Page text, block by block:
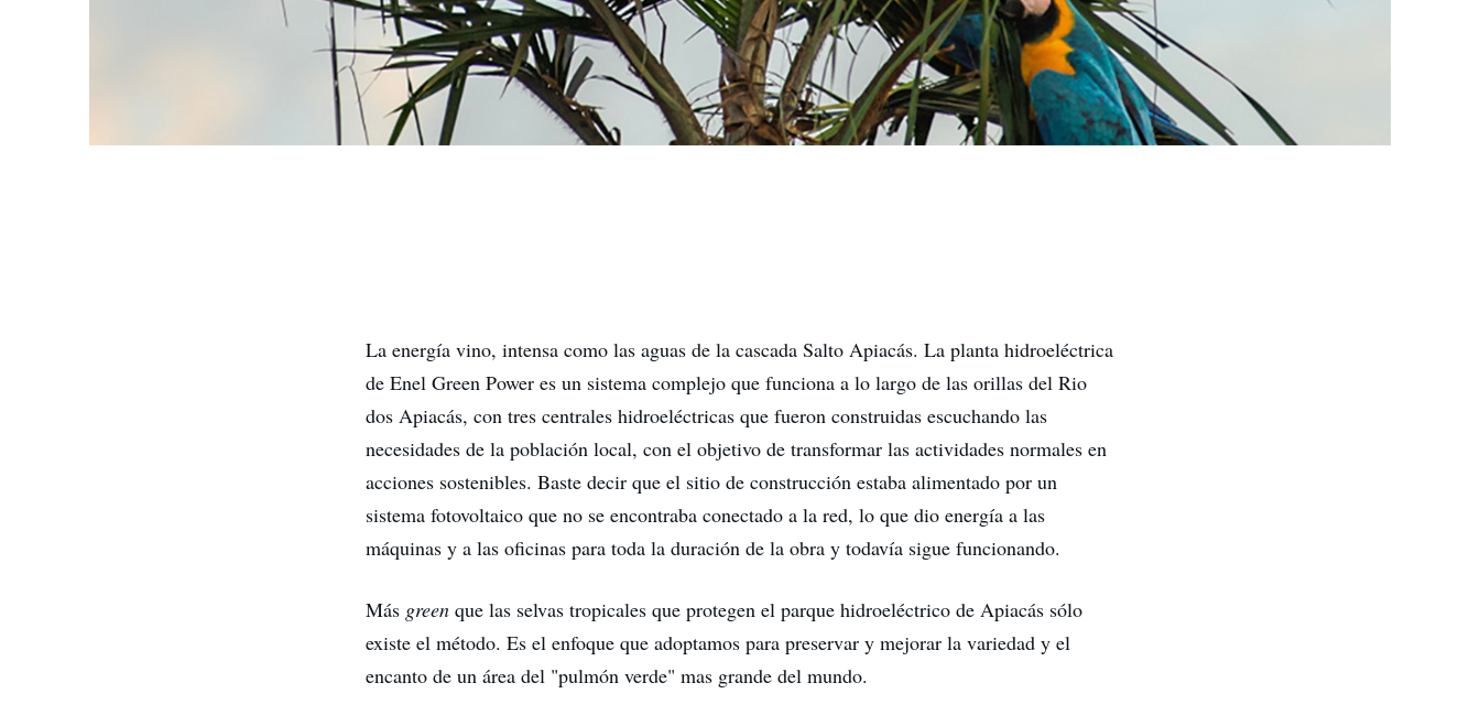
La energía vino, intensa como las aguas de la cascada Salto Apiacás. La planta hidroeléctrica
de Enel Green Power es un sistema complejo que funciona a lo largo de las orillas del Rio
dos Apiacás, con tres centrales hidroeléctricas que fueron construidas escuchando las
necesidades de la población local, con el objetivo de transformar las actividades normales en
acciones sostenibles. Baste decir que el sitio de construcción estaba alimentado por un
sistema fotovoltaico que no se encontraba conectado a la red, lo que dio energía a las
máquinas y a las oficinas para toda la duración de la obra y todavía sigue funcionando.
Más green que las selvas tropicales que protegen el parque hidroeléctrico de Apiacás sólo
existe el método. Es el enfoque que adoptamos para preservar y mejorar la variedad y el
encanto de un área del "pulmón verde" mas grande del mundo.